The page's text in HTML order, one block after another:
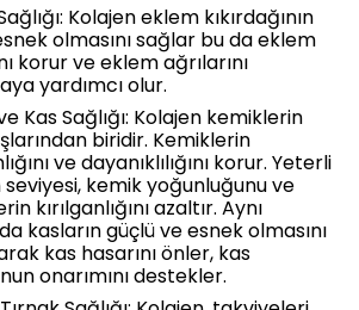
Kolajen eklem kıkırdağının
olmasını sağlar bu da eklem
korur ve eklem ağrılarını
yardımcı olur.
Kas Sağlığı: Kolajen kemiklerin
biridir. Kemiklerin
ve dayanıklılığını korur. Yeterli
seviyesi, kemik yoğunluğunu ve
kırılganlığını azaltır. Aynı
kasların güçlü ve esnek olmasını
kas hasarını önler, kas
onarımını destekler.